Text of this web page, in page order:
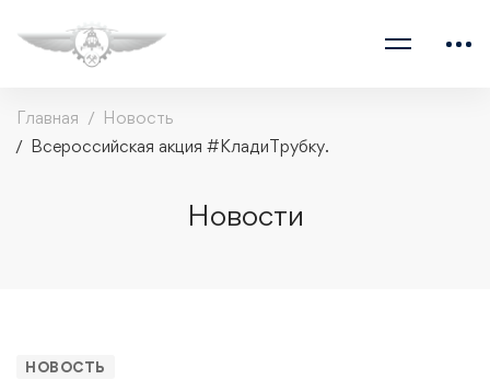
Главная
Новость
Всероссийская акция #КладиТрубку.
Новости
НОВОСТЬ